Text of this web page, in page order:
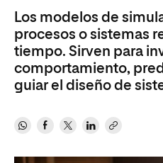
Los modelos de
procesos o sistemas
tiempo. Sirven para
comportamiento,
guiar el diseño de